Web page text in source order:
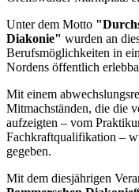
Unter dem Motto
Diakonie" wurden an
Berufsmöglichkeiten in
Nordens öffentlich
Mit einem
Mitmachständen, die die
aufzeigten – vom
Fachkraftqualifikation –
gegeben.
Mit dem diesjährigen